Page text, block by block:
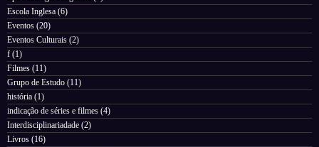
Escola Inglesa (6)
Eventos (20)
Eventos Culturais (2)
f (1)
Filmes (11)
Grupo de Estudo (11)
história (1)
indicação de séries e filmes (4)
Interdisciplinariadade (2)
Livros (16)